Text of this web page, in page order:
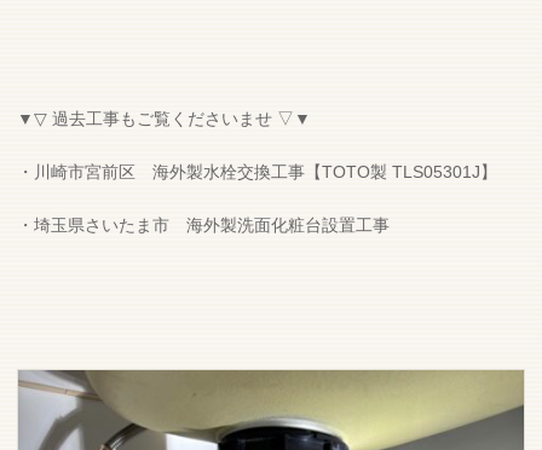
▼▽ 過去工事もご覧くださいませ ▽▼
・川崎市宮前区 海外製水栓交換工事【TOTO製 TLS05301J】
・埼玉県さいたま市 海外製洗面化粧台設置工事